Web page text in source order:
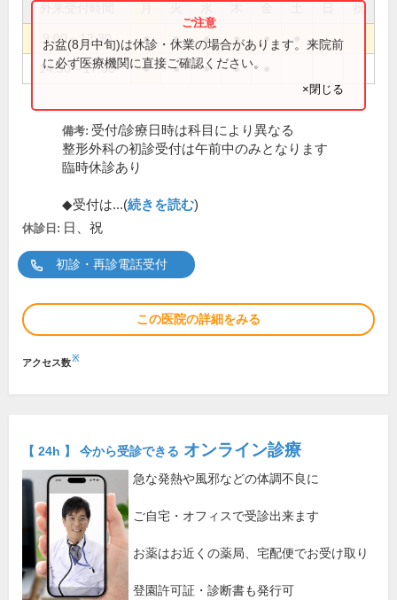
祝
9:00～12:30 ● ● ● ● ●
14:30～17:30 ● ● ● ●
お盆(8月中旬)は休診・休業の場合があります。来院前
に必ず医療機関に直接ご確認ください。
×閉じる
備考: 受付/診療日時は科目により異なる
整形外科の初診受付は午前中のみとなります
臨時休診あり
◆受付は...(続きを読む)
休診日: 日、祝
初診・再診電話受付
この医院の詳細をみる
アクセス数※
【 24h 】 今から受診できる オンライン診療
急な発熱や風邪などの体調不良に
ご自宅・オフィスで受診出来ます
お薬はお近くの薬局、宅配便でお受け取り
登園許可証・診断書も発行可